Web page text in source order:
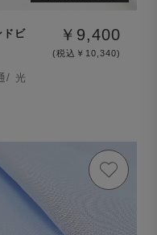
ドビ
/ 光
￥9,400
(税込￥10,340)